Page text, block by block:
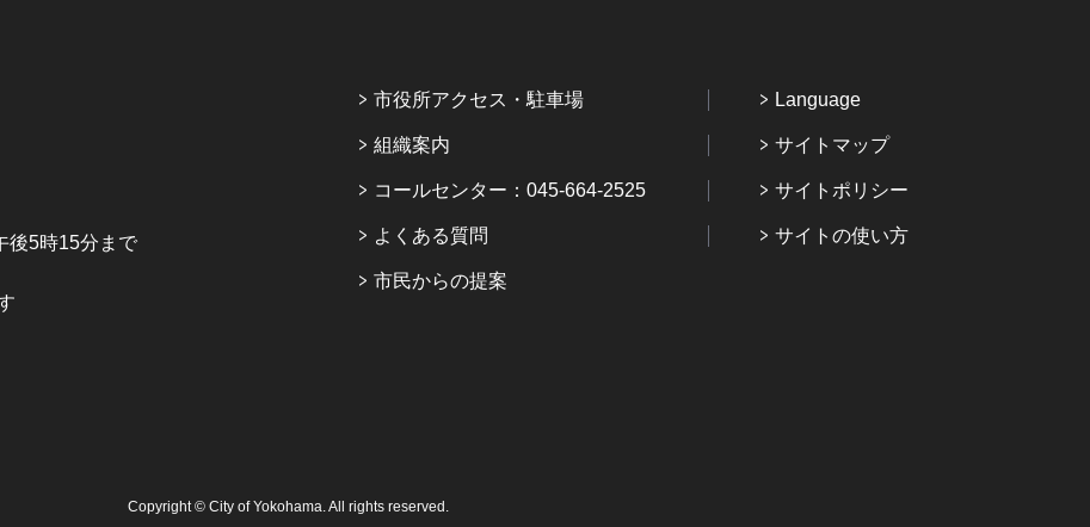
後5時15分まで
市役所アクセス・駐車場
組織案内
コールセンター：045-664-2525
よくある質問
市民からの提案
Language
サイトマップ
サイトポリシー
サイトの使い方
Copyright © City of Yokohama. All rights reserved.